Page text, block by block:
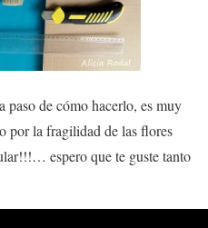
paso de cómo hacerlo, es muy
por la fragilidad de las flores
… espero que te guste tanto